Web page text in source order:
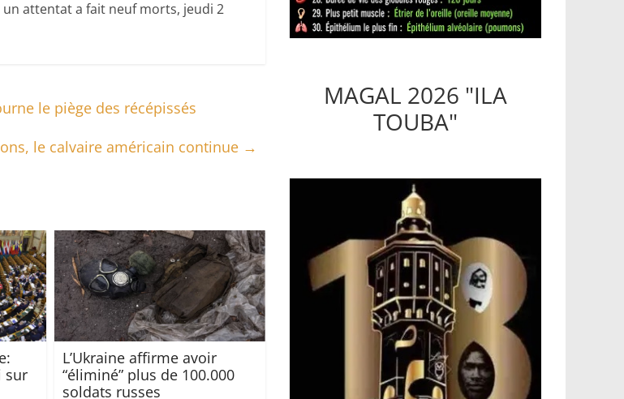
attentat a fait neuf morts, jeudi 2
le piège des récépissés
le calvaire américain continue →
sur
L’Ukraine affirme avoir
“éliminé” plus de 100.000
soldats russes
MAGAL 2026 "ILA
TOUBA"